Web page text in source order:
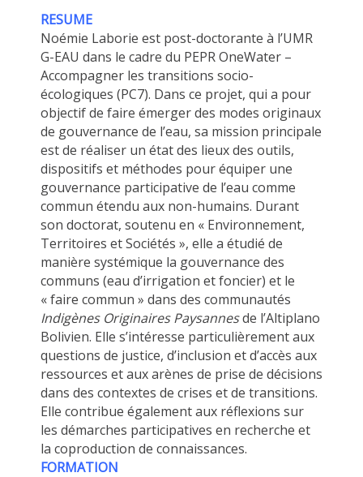
NOTES THÉMATIQUES
RESUME
Noémie Laborie est post-doctorante à l’UMR
G-EAU dans le cadre du PEPR OneWater –
Accompagner les transitions socio-
écologiques (PC7). Dans ce projet, qui a pour
objectif de faire émerger des modes originaux
de gouvernance de l’eau, sa mission principale
est de réaliser un état des lieux des outils,
dispositifs et méthodes pour équiper une
gouvernance participative de l’eau comme
commun étendu aux non-humains. Durant
son doctorat, soutenu en « Environnement,
Territoires et Sociétés », elle a étudié de
manière systémique la gouvernance des
communs (eau d’irrigation et foncier) et le
« faire commun » dans des communautés
Indigènes Originaires Paysannesde l’Altiplano
Bolivien. Elle s’intéresse particulièrement aux
questions de justice, d’inclusion et d’accès aux
ressources et aux arènes de prise de décisions
dans des contextes de crises et de transitions.
Elle contribue également aux réflexions sur
les démarches participatives en recherche et
la coproduction de connaissances.
FORMATION